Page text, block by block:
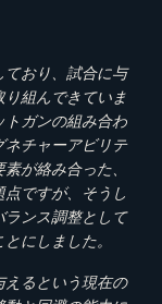
ており、試合に与
り組んできていま
トガンの組み合わ
ネチャーアビリテ
が絡み合った、
ですが、そうし
ランス調整として
にしました。
えるという現在の